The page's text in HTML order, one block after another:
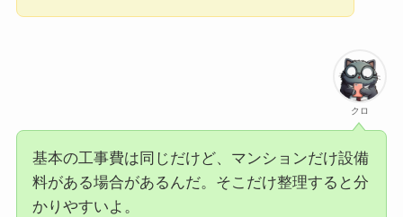
クロ
基本の工事費は同じだけど、マンションだけ設備
料がある場合があるんだ。そこだけ整理すると分
かりやすいよ。